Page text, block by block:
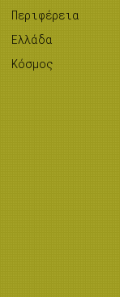
Περιφέρεια
Ελλάδα
Κόσμος